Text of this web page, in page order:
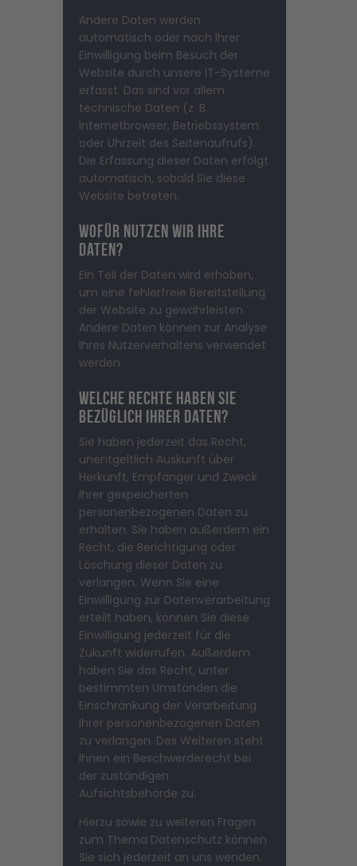
Andere Daten werden
automatisch oder nach Ihrer
Einwilligung beim Besuch der
Website durch unsere IT-Systeme
erfasst. Das sind vor allem
technische Daten (z. B.
Internetbrowser, Betriebssystem
oder Uhrzeit des Seitenaufrufs).
Die Erfassung dieser Daten erfolgt
automatisch, sobald Sie diese
Website betreten.
Wofür nutzen wir Ihre
Daten?
Ein Teil der Daten wird erhoben,
um eine fehlerfreie Bereitstellung
der Website zu gewährleisten.
Andere Daten können zur Analyse
Ihres Nutzerverhaltens verwendet
werden.
Welche Rechte haben Sie
bezüglich Ihrer Daten?
Sie haben jederzeit das Recht,
unentgeltlich Auskunft über
Herkunft, Empfänger und Zweck
Ihrer gespeicherten
personenbezogenen Daten zu
erhalten. Sie haben außerdem ein
Recht, die Berichtigung oder
Löschung dieser Daten zu
verlangen. Wenn Sie eine
Einwilligung zur Datenverarbeitung
erteilt haben, können Sie diese
Einwilligung jederzeit für die
Zukunft widerrufen. Außerdem
haben Sie das Recht, unter
bestimmten Umständen die
Einschränkung der Verarbeitung
Ihrer personenbezogenen Daten
zu verlangen. Des Weiteren steht
Ihnen ein Beschwerderecht bei
der zuständigen
Aufsichtsbehörde zu.
Hierzu sowie zu weiteren Fragen
zum Thema Datenschutz können
Sie sich jederzeit an uns wenden.